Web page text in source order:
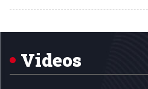
1
Videos